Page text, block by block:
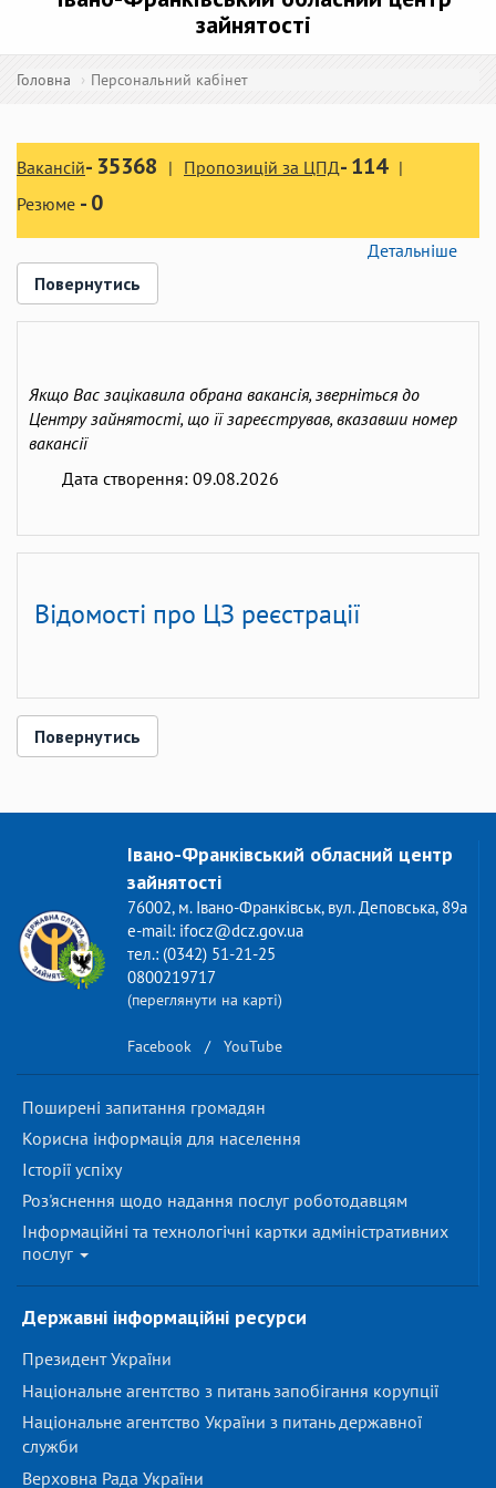
зайнятості
Головна Персональний кабінет
Вакансій- 35368 Пропозицій за ЦПД-114
Резюме -0
Детальніше
Повернутись
Якщо Вас зацікавила обрана вакансія, зверніться до
Центру зайнятості, що її зареєстрував, вказавши номер
вакансії
Дата створення: 09.08.2026
Відомості про ЦЗ реєстрації
Повернутись
Івано-Франківський обласний центр
зайнятості
76002, м. Івано-Франківськ, вул. Деповська, 89а
e-mail: ifocz@dcz.gov.ua
тел.: (0342) 51-21-25
0800219717
(переглянути на карті)
Facebook / YouTube
Поширені запитання громадян
Корисна інформація для населення
Історії успіху
Роз'яснення щодо надання послуг роботодавцям
Інформаційні та технологічні картки адміністративних
послуг
Державні інформаційні ресурси
Президент України
Національне агентство з питань запобігання корупції
Національне агентство України з питань державної
служби
Верховна Рада України